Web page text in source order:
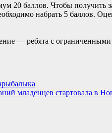
20 баллов. Чтобы получить
набрать 5 баллов.
— ребята с
младенцев стартовала в